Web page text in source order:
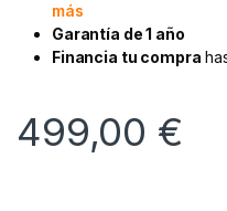
más
Garantía de 1 año
Financia tu compra
499,00 €